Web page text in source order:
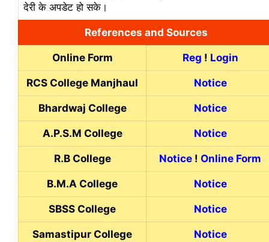
देरी के अपडेट हो सके।
References and Sources
Online Form Reg ! Login
RCS College Manjhaul Notice
Bhardwaj College Notice
A.P.S.M College Notice
R.B College Notice ! Online Form
B.M.A College Notice
SBSS College Notice
Samastipur College Notice